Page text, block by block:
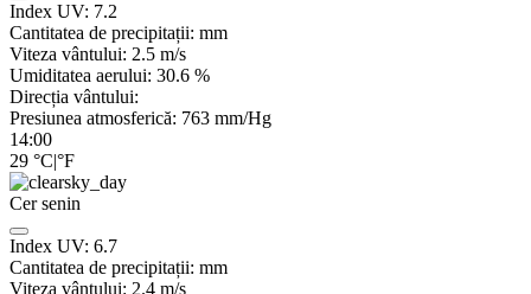
Index UV: 7.2
Cantitatea de precipitații: mm
Viteza vântului: 2.5 m/s
Umiditatea aerului: 30.6 %
Direcția vântului:
Presiunea atmosferică: 763 mm/Hg
14:00
29 °C|°F
Cer senin
Index UV: 6.7
Cantitatea de precipitații: mm
Viteza vântului: 2.4 m/s